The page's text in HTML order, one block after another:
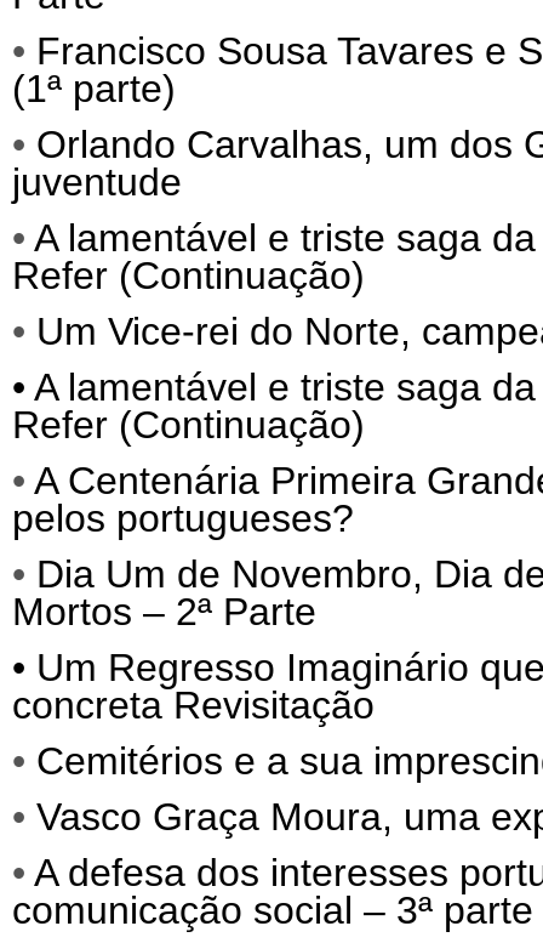
• Francisco Sousa Tavares e
(1ª parte)
• Orlando Carvalhas, um dos
juventude
• A lamentável e triste saga
Refer (Continuação)
• Um Vice-rei do Norte,
• A lamentável e triste saga
Refer (Continuação)
• A Centenária Primeira
pelos portugueses?
• Dia Um de Novembro, Dia
Mortos – 2ª Parte
• Um Regresso Imaginário
concreta Revisitação
• Cemitérios e a sua
• Vasco Graça Moura, uma
• A defesa dos interesses
comunicação social – 3ª parte